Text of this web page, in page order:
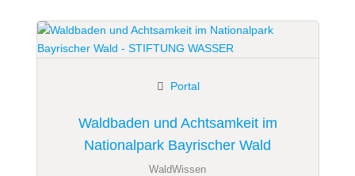
Waldbaden und Achtsamkeit im
Nationalpark Bayrischer Wald
Portal
WaldWissen